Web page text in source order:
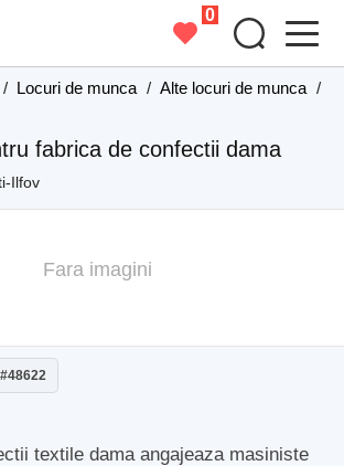
0
/ Locuri de munca / Alte locuri de munca /
fabrica de confectii dama
Ilfov
Fara imagini
#48622
textile dama angajeaza masiniste